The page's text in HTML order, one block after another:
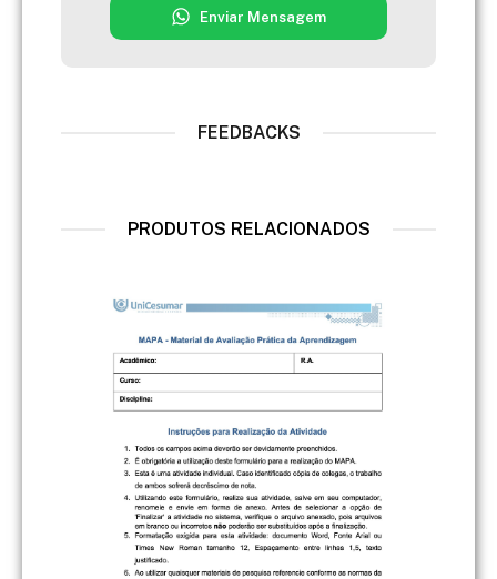
Enviar Mensagem
FEEDBACKS
PRODUTOS RELACIONADOS